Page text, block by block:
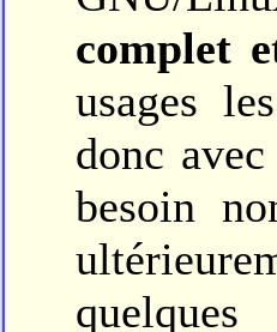
complet
usages
donc
besoin